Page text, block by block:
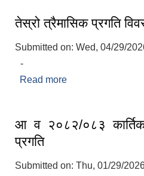
तेस्रो त्रैमासिक प्रगति
Submitted on: Wed, 04/29/
‍ -
Read more
आ व २०८२/०८३
प्रगति
Submitted on: Thu, 01/29/